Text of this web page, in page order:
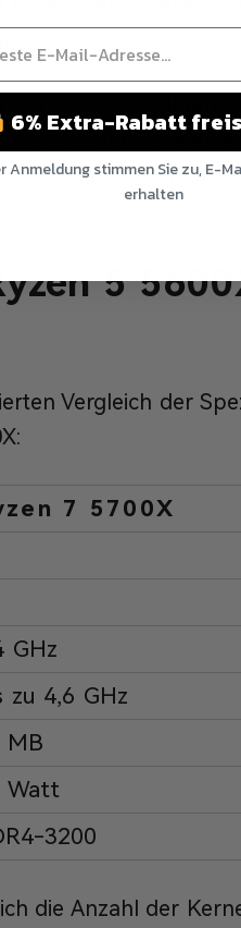
3,4 GHz, während
können
in
5
Vergleich der
7 5700X
GHz
zu 4,6 GHz
MB
Watt
3200
die Anzahl der
6% Extra-Rabatt
Anmeldung stimmen Sie zu, E-
erhalten